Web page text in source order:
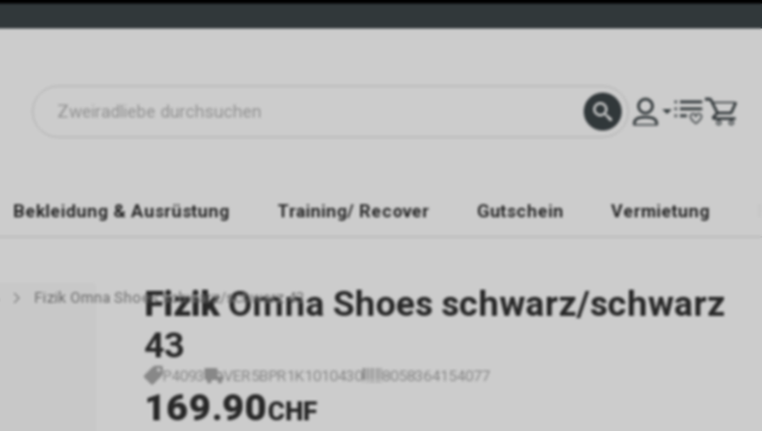
Bekleidung & Ausrüstung Training/ Recover Gutschein Vermietung
Fizik Omna Shoes schwarz/schwarz 43
Fizik Omna Shoes schwarz/schwarz
43
P4093 VER5BPR1K1010430 8058364154077
169.90CHF